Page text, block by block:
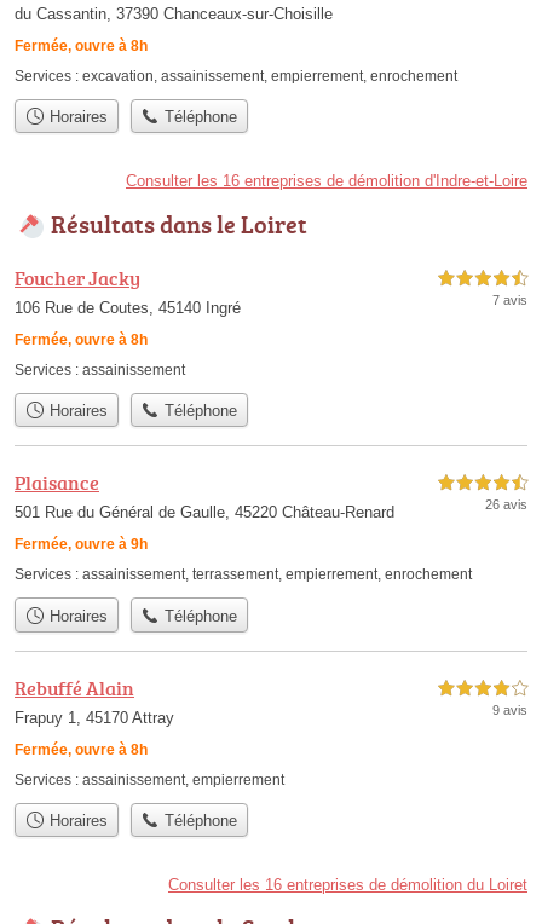
du Cassantin, 37390 Chanceaux-sur-Choisille
Fermée, ouvre à 8h
Services : excavation assainissement empierrement enrochement
Horaires Téléphone
Consulter les 16 entreprises de démolition d'Indre-et-Loire
Résultats dans le Loiret
Foucher Jacky
106 Rue de Coutes, 45140 Ingré
Fermée, ouvre à 8h
4,5 étoiles sur 5
7 avis
Services : assainissement
Horaires Téléphone
Plaisance
501 Rue du Général de Gaulle, 45220 Château-Renard
Fermée, ouvre à 9h
4,5 étoiles sur 5
26 avis
Services : assainissement, terrassement, empierrement, enrochement
Horaires Téléphone
Rebuffé Alain
Frapuy 1, 45170 Attray
Fermée, ouvre à 8h
4,0 étoiles sur 5
9 avis
Services : assainissement empierrement
Horaires Téléphone
Consulter les 16 entreprises de démolition du Loiret